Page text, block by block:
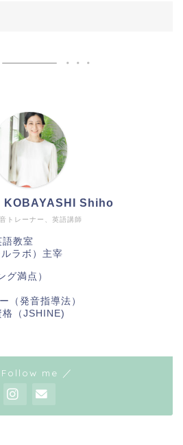
トレーナー、英語講師
Shiho
教室
ルラボ）主宰
グ満点）
（発音指導法）
格（JSHINE)
Follow me ／